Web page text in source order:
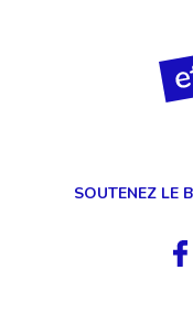
SOUTENEZ LE